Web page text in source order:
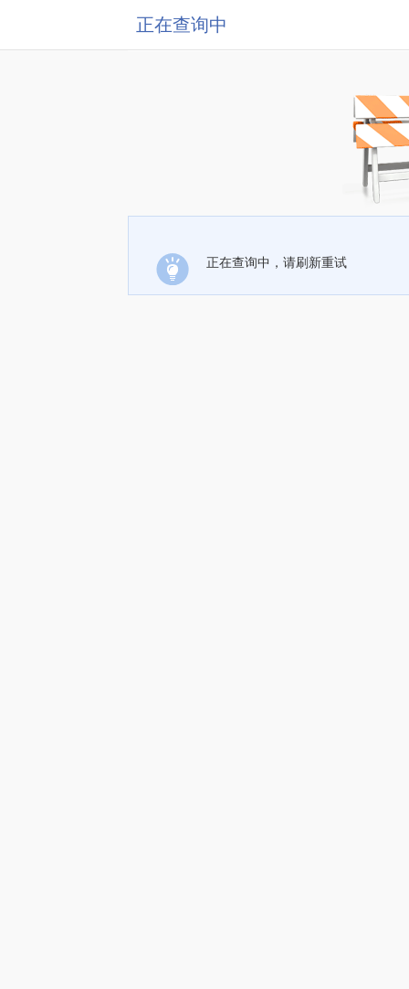
正在查询中
正在查询中，请刷新重试